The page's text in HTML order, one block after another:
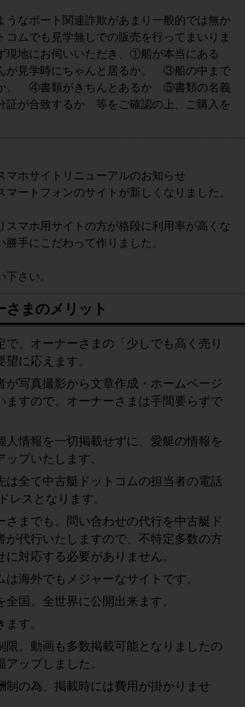
うなボート関連詐欺があまり一般的では無か
コムでも見学無しでの販売を行ってまいりま
現地にお伺いいただき、①船が本当にある
見学時にちゃんと居るか。 ③船の中まで
か。 ④書類がきちんとあるか ⑤書類の名義
証が合致するか 等をご確認の上、ご購入を
ホサイトリニューアルのお知らせ
マートフォンのサイトが新しくなりました。
スマホ用サイトの方が格段に利用率が高くな
勝手にこだわって作りました。
さい。
さまのメリット
で、オーナーさまの「少しでも高く売り
に応えます。
が写真撮影から文章作成・ホームページ
ますので、オーナーさまは手間要らずで
人情報を一切掲載せずに、愛艇の情報を
プいたします。
は全て中古艇ドットコムの担当者の電話
レスとなります。
さまでも、問い合わせの代行を中古艇ド
が代行いたしますので、不特定多数の方
に対応する必要がありません。
は海外でもメジャーなサイトです。
国、全世界に公開出来ます。
す。
限。動画も多数掲載可能となりましたの
ップしました。
制の為、掲載時には費用が掛かりませ